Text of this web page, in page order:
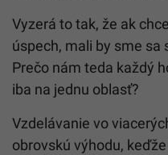
Vyzerá to tak, že ak
úspech, mali by sme sa
Prečo nám teda každý
iba na jednu oblasť?
Vzdelávanie vo
obrovskú výhodu,